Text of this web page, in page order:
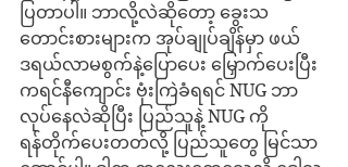
ပြတာပါ။ ဘာလို့လဲဆိုတော့ ခွေးသ
တောင်းစားများက အုပ်ချုပ်ချိန်မှာ ဖယ်
ဒရယ်လာမစွက်နဲ့ပြောပေး မြှောက်ပေးပြီး
ကရင်နီကျောင်း ဗုံးကြဲခံရရင် NUG ဘာ
လုပ်နေလဲဆိုပြီး ပြည်သူနဲ့ NUG ကို
ရန်တိုက်ပေးတတ်လို့ ပြည်သူတွေ မြင်သာ